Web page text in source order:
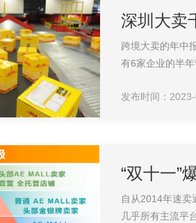
深圳大卖
跨境大卖的年中
有6家企业的半
发布时间：
“双十一”
自从2014年速卖
几乎所有主流平